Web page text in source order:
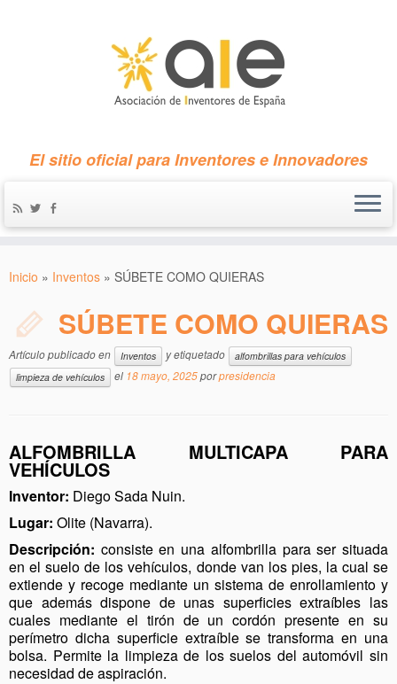
El sitio oficial para Inventores e Innovadores
Inicio » Inventos » SÚBETE COMO QUIERAS
SÚBETE COMO QUIERAS
Artículo publicado en Inventos y etiquetado
alfombrillas para vehículos
limpieza de vehículos
el 18 mayo, 2025porpresidencia
ALFOMBRILLA MULTICAPA PARA
VEHÍCULOS
Inventor: Diego Sada Nuin.
Lugar: Olite (Navarra).
Descripción: consiste en una alfombrilla para ser situada
en el suelo de los vehículos, donde van los pies, la cual se
extiende y recoge mediante un sistema de enrollamiento y
que además dispone de unas superficies extraíbles las
cuales mediante el tirón de un cordón presente en su
perímetro dicha superficie extraíble se transforma en una
bolsa. Permite la limpieza de los suelos del automóvil sin
necesidad de aspiración.